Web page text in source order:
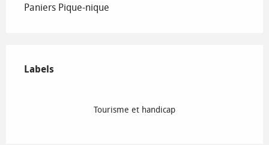
Paniers Pique-nique
Labels
Labels
Tourisme et handicap